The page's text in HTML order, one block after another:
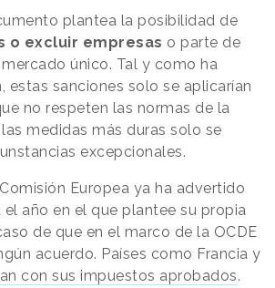
plantea la posibilidad de
o excluir empresas o parte de
único. Tal y como ha
estas sanciones solo se aplicarían
no respeten las normas de la
medidas más duras solo se
excepcionales.
Europea ya ha advertido
el año en el que plantee su propia
de que en el marco de la OCDE
acuerdo. Países como Francia y
con sus impuestos aprobados.